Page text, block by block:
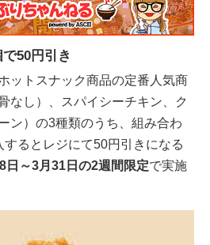
50円引き
ットスナック商品の定番人気商
なし）、スパイシーチキン、ク
ン）の3種類のうち、組み合わ
るとレジにて50円引きになる
日～3月31日の2週間限定で実施